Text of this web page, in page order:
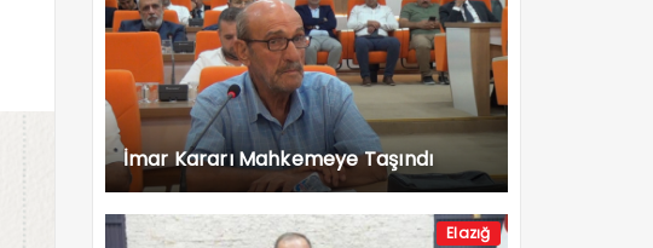
İmar Kararı Mahkemeye Taşındı
Elazığ